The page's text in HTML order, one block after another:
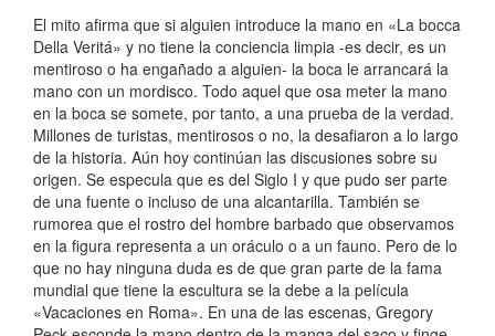
El mito afirma que si alguien introduce la mano en «La bocca
Della Veritá» y no tiene la conciencia limpia -es decir, es un
mentiroso o ha engañado a alguien- la boca le arrancará la
mano con un mordisco. Todo aquel que osa meter la mano
en la boca se somete, por tanto, a una prueba de la verdad.
Millones de turistas, mentirosos o no, la desafiaron a lo largo
de la historia. Aún hoy continúan las discusiones sobre su
origen. Se especula que es del Siglo I y que pudo ser parte
de una fuente o incluso de una alcantarilla. También se
rumorea que el rostro del hombre barbado que observamos
en la figura representa a un oráculo o a un fauno. Pero de lo
que no hay ninguna duda es de que gran parte de la fama
mundial que tiene la escultura se la debe a la película
«Vacaciones en Roma». En una de las escenas, Gregory